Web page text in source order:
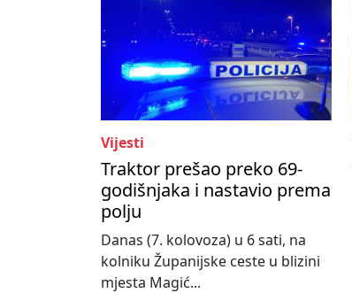
Vijesti
Traktor prešao preko 69-
godišnjaka i nastavio prema
polju
Danas (7. kolovoza) u 6 sati, na
kolniku Županijske ceste u blizini
mjesta Magić...